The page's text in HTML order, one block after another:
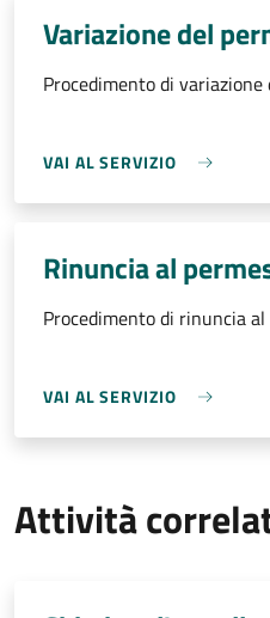
Variazione del
Procedimento di variazione
VAI AL SERVIZIO
Rinuncia al
Procedimento di rinuncia al
VAI AL SERVIZIO
Attività